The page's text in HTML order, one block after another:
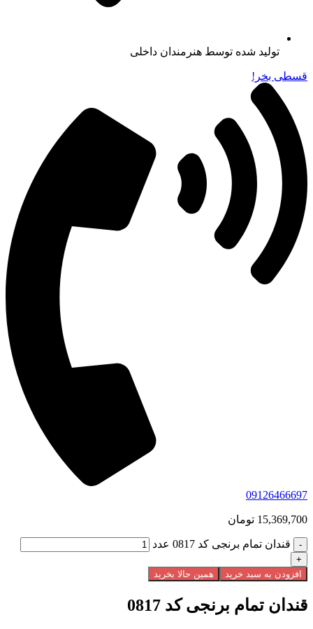
تولید شده توسط هنرمندان داخلی
قسطی بخر!
09126466697
15,369,700 تومان
قندان تمام برنجی کد 0817 عدد
افزودن به سبد خرید همین حالا بخرید
قندان تمام برنجی کد 0817